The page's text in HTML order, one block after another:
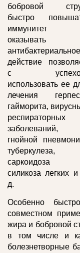
бобровой
быстро
иммунитет
оказывать
антибактериальное
действие
с
использовать ее
лечения
гайморита,
респираторных
заболеваний,
гнойной
туберкулеза,
саркоидоза
силикоза легких и
д.
Особенно
совместном
жира и бобровой
в том числе и
болезнетворные